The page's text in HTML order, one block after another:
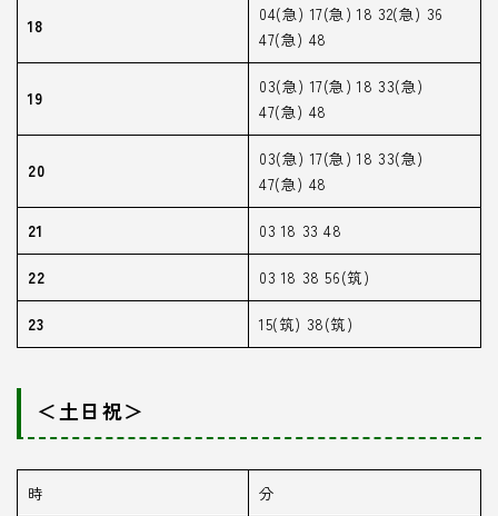
18
04(急) 17(急) 18 32(急) 36
47(急) 48
19
03(急) 17(急) 18 33(急)
47(急) 48
20
03(急) 17(急) 18 33(急)
47(急) 48
21 03 18 33 48
22 03 18 38 56(筑)
23 15(筑) 38(筑)
＜土日祝＞
時 分